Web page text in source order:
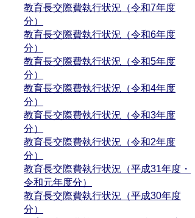
教育長交際費執行状況（令和7年度
分）
教育長交際費執行状況（令和6年度
分）
教育長交際費執行状況（令和5年度
分）
教育長交際費執行状況（令和4年度
分）
教育長交際費執行状況（令和3年度
分）
教育長交際費執行状況（令和2年度
分）
教育長交際費執行状況（平成31年度・
令和元年度分）
教育長交際費執行状況（平成30年度
分）